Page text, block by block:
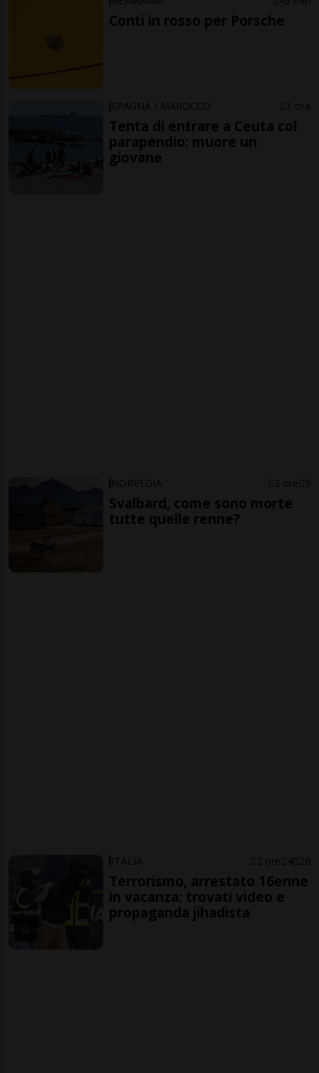
Conti in rosso per Porsche
SPAGNA / MAROCCO 1 ora
Tenta di entrare a Ceuta col
parapendio: muore un
giovane
NORVEGIA 2 ore 5
Svalbard, come sono morte
tutte quelle renne?
ITALIA 2 ore 4 26
Terrorismo, arrestato 16enne
in vacanza: trovati video e
propaganda jihadista